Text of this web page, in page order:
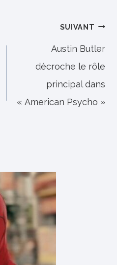
SUIVANT
Austin Butler
décroche le rôle
principal dans
« American Psycho »